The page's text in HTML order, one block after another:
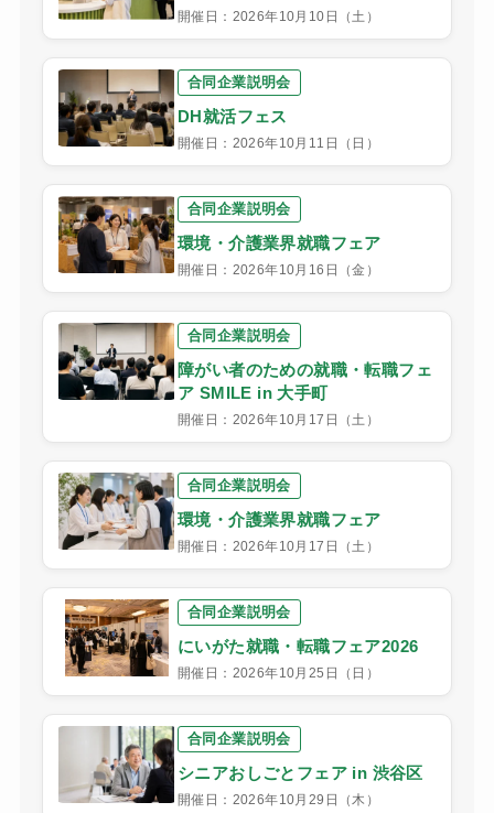
開催日：2026年10月10日（土）
合同企業説明会
DH就活フェス
開催日：2026年10月11日（日）
合同企業説明会
環境・介護業界就職フェア
開催日：2026年10月16日（金）
合同企業説明会
障がい者のための就職・転職フェ
ア SMILE in 大手町
開催日：2026年10月17日（土）
合同企業説明会
環境・介護業界就職フェア
開催日：2026年10月17日（土）
合同企業説明会
にいがた就職・転職フェア2026
開催日：2026年10月25日（日）
合同企業説明会
シニアおしごとフェア in 渋谷区
開催日：2026年10月29日（木）